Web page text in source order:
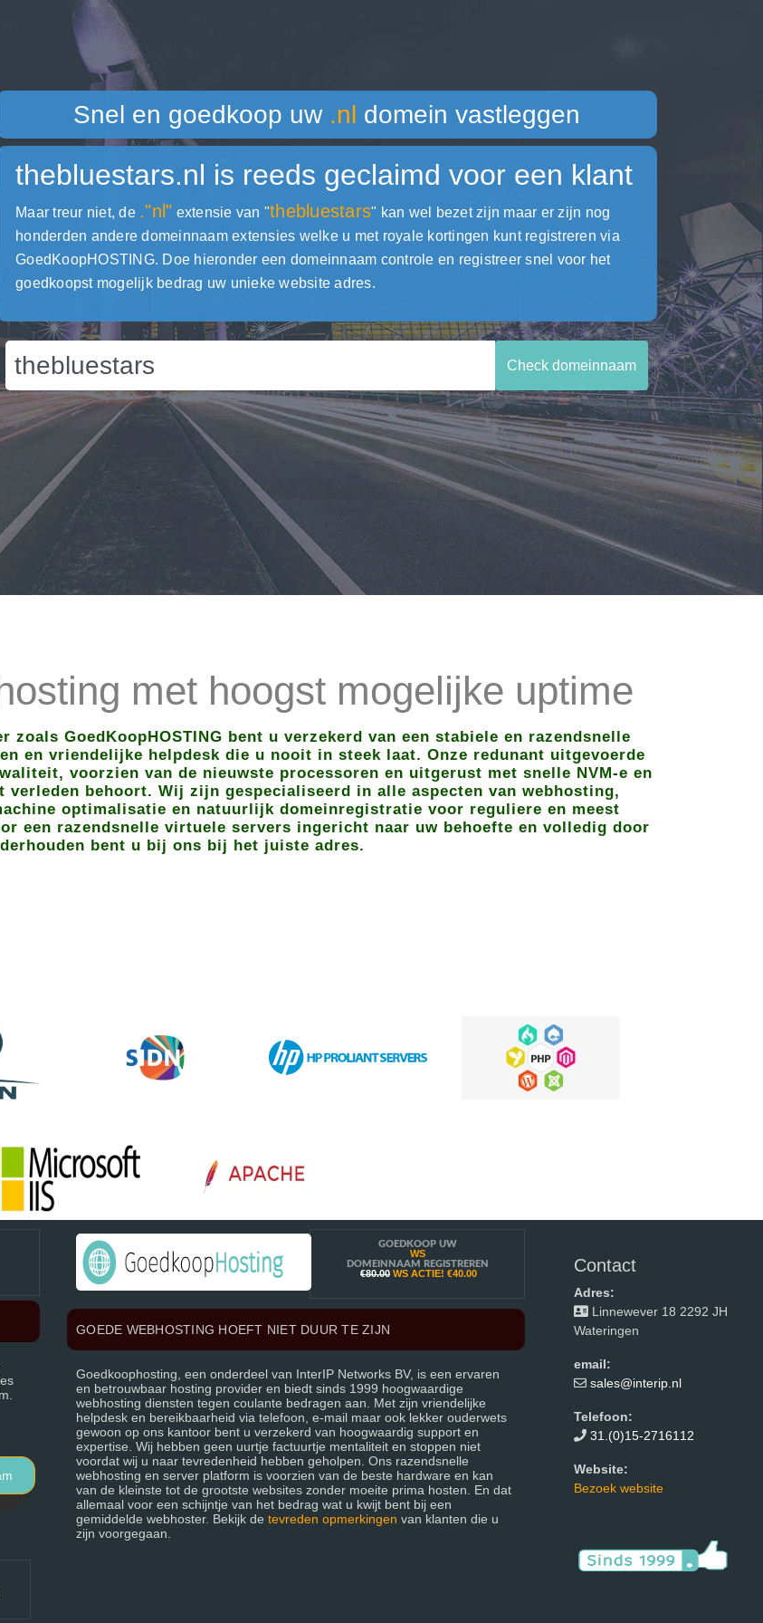
Snel en goedkoop uw .nl domein vastleggen
thebluestars.nl is reeds geclaimd voor een klant
Maar treur niet, de ."nl" extensie van "thebluestars" kan wel bezet zijn maar er zijn nog
honderden andere domeinnaam extensies welke u met royale kortingen kunt registreren via
GoedKoopHOSTING. Doe hieronder een domeinnaam controle en registreer snel voor het
goedkoopst mogelijk bedrag uw unieke website adres.
Check domeinnaam
met hoogst mogelijke uptime
zoals GoedKoopHOSTING bent u verzekerd van een stabiele en razendsnelle
en vriendelijke helpdesk die u nooit in steek laat. Onze redunant uitgevoerde
voorzien van de nieuwste processoren en uitgerust met snelle NVM-e en
verleden behoort. Wij zijn gespecialiseerd in alle aspecten van webhosting,
optimalisatie en natuurlijk domeinregistratie voor reguliere en meest
een razendsnelle virtuele servers ingericht naar uw behoefte en volledig door
bent u bij ons bij het juiste adres.
GOEDKOOP UW
WS
DOMEINNAAM REGISTREREN
€80.00 WS ACTIE! €40.00
GOEDE WEBHOSTING HOEFT NIET DUUR TE ZIJN
Goedkoophosting, een onderdeel van InterIP Networks BV, is een ervaren
en betrouwbaar hosting provider en biedt sinds 1999 hoogwaardige
webhosting diensten tegen coulante bedragen aan. Met zijn vriendelijke
helpdesk en bereikbaarheid via telefoon, e-mail maar ook lekker ouderwets
gewoon op ons kantoor bent u verzekerd van hoogwaardig support en
expertise. Wij hebben geen uurtje factuurtje mentaliteit en stoppen niet
voordat wij u naar tevredenheid hebben geholpen. Ons razendsnelle
webhosting en server platform is voorzien van de beste hardware en kan
van de kleinste tot de grootste websites zonder moeite prima hosten. En dat
allemaal voor een schijntje van het bedrag wat u kwijt bent bij een
gemiddelde webhoster. Bekijk de tevreden opmerkingen van klanten die u
zijn voorgegaan.
Contact
Adres:
Linnewever 18 2292 JH
Wateringen
email:
sales@interip.nl
Telefoon:
31.(0)15-2716112
Website:
Bezoek website